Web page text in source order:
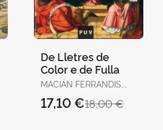
De Lletres de
Color e de Fulla
MACIÁN FERRANDIS,
18,00 €
17,10 €